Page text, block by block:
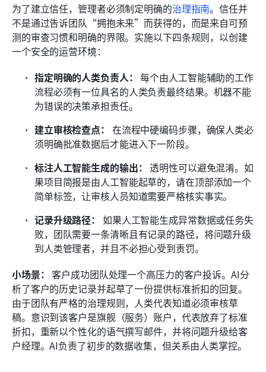
为了建立信任，管理者必须制定明确的治理指南。信任并
不是通过告诉团队“拥抱未来”而获得的，而是来自可预
测的审查习惯和明确的界限。实施以下四条规则，以创建
一个安全的运营环境：
指定明确的人类负责人： 每个由人工智能辅助的工作
流程必须有一位具名的人类负责最终结果。机器不能
为错误的决策承担责任。
建立审核检查点： 在流程中硬编码步骤，确保人类必
须明确批准数据后才能进入下一阶段。
标注人工智能生成的输出： 透明性可以避免混淆。如
果项目简报是由人工智能起草的，请在顶部添加一个
简单标签，让审核人员知道需要严格核实事实。
记录升级路径： 如果人工智能生成异常数据或任务失
败，团队需要一条清晰且有记录的路径，将问题升级
到人类管理者，并且不必担心受到责罚。
小场景： 客户成功团队处理一个高压力的客户投诉。AI分
析了客户的历史记录并起草了一份提供标准折扣的回复。
由于团队有严格的治理规则，人类代表知道必须审核草
稿。意识到该客户是旗舰（服务）账户，代表放弃了标准
折扣，重新以个性化的语气撰写邮件，并将问题升级给客
户经理。AI负责了初步的数据收集，但关系由人类掌控。